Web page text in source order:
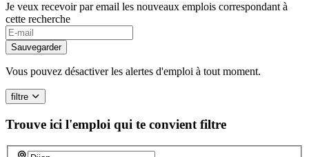
Je veux recevoir par email les nouveaux emplois correspondant à
cette recherche
If
you
are
a
human,
ignore
this
field
Sauvegarder
Vous pouvez désactiver les alertes d'emploi à tout moment.
filtre
Trouve ici l'emploi qui te convient filtre